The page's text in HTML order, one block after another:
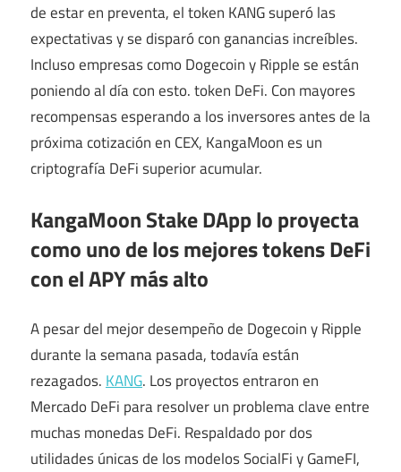
de estar en preventa, el token KANG superó las
expectativas y se disparó con ganancias increíbles.
Incluso empresas como Dogecoin y Ripple se están
poniendo al día con esto.token DeFi. Con mayores
recompensas esperando a los inversores antes de la
próxima cotización en CEX, KangaMoon es un
criptografía DeFi superioracumular.
KangaMoon Stake DApp lo proyecta
como uno de los mejores tokens DeFi
con el APY más alto
A pesar del mejor desempeño de Dogecoin y Ripple
durante la semana pasada, todavía están
rezagados. KANG. Los proyectos entraron en
Mercado DeFi para resolver un problema clave entre
muchas monedas DeFi. Respaldado por dos
utilidades únicas de los modelos SocialFi y GameFI,